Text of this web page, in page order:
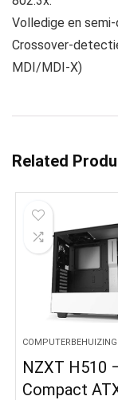
Volledige en
Crossover-
MDI/MDI-X)
Related
NZXT H510
Compact